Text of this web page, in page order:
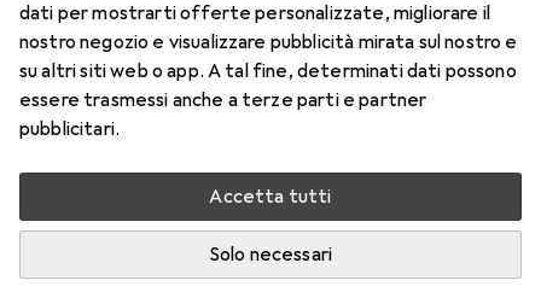
dati per mostrarti offerte personalizzate, migliorare il
nostro negozio e visualizzare pubblicità mirata sul nostro e
su altri siti web o app. A tal fine, determinati dati possono
essere trasmessi anche a terze parti e partner
pubblicitari.
Accetta tutti
Solo necessari